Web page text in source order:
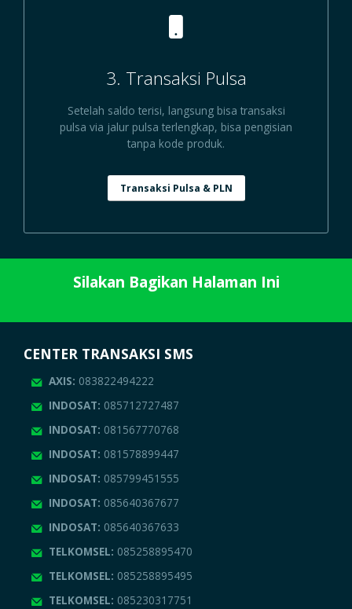
3. Transaksi Pulsa
Setelah saldo terisi, langsung bisa transaksi
pulsa via jalur pulsa terlengkap, bisa pengisian
tanpa kode produk.
Transaksi Pulsa & PLN
Silakan Bagikan Halaman Ini
CENTER TRANSAKSI SMS
AXIS: 083822494222
INDOSAT: 085712727487
INDOSAT: 081567770768
INDOSAT: 081578899447
INDOSAT: 085799451555
INDOSAT: 085640367677
INDOSAT: 085640367633
TELKOMSEL: 085258895470
TELKOMSEL: 085258895495
TELKOMSEL: 085230317751